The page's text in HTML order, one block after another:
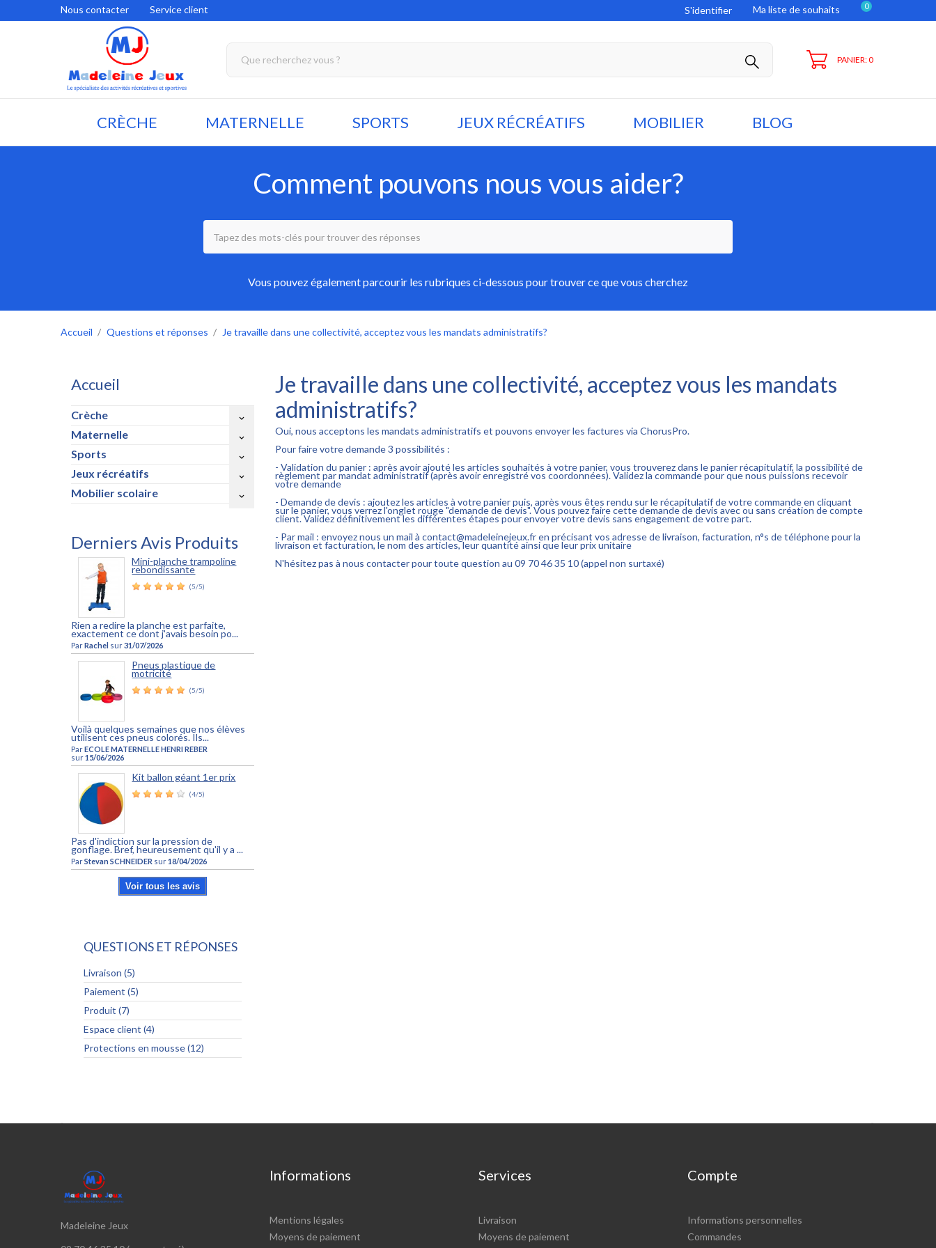
Nous contacter Service client S'identifier Ma liste de souhaits 0
PANIER: 0
CRÈCHE MATERNELLE SPORTS JEUX RÉCRÉATIFS MOBILIER BLOG
Comment pouvons nous vous aider?
Vous pouvez également parcourir les rubriques ci-dessous pour trouver ce que vous cherchez
Accueil Questions et réponses Je travaille dans une collectivité, acceptez vous les mandats administratifs?
Accueil
Crèche keyboard_arrow_down
Maternelle keyboard_arrow_down
Sports keyboard_arrow_down
Jeux récréatifs keyboard_arrow_down
Mobilier scolaire keyboard_arrow_down
Derniers Avis Produits
Mini-planche trampoline
rebondissante
(5/5)
Rien a redire la planche est parfaite,
exactement ce dont j'avais besoin po...
ParRachel sur31/07/2026
Pneus plastique de
motricité
(5/5)
Voilà quelques semaines que nos élèves
utilisent ces pneus colorés. Ils...
ParECOLE MATERNELLE HENRI REBER
sur15/06/2026
Kit ballon géant 1er prix
(4/5)
Pas d'indiction sur la pression de
gonflage. Bref, heureusement qu'il y a ...
ParStevan SCHNEIDER sur18/04/2026
Voir tous les avis
QUESTIONS ET RÉPONSES
Livraison (5)
Paiement (5)
Produit (7)
Espace client (4)
Protections en mousse (12)
Je travaille dans une collectivité, acceptez vous les mandats
administratifs?
Oui, nous acceptons les mandats administratifs et pouvons envoyer les factures via ChorusPro.
Pour faire votre demande 3 possibilités :
- Validation du panier : après avoir ajouté les articles souhaités à votre panier, vous trouverez dans le panier récapitulatif, la possibilité de
règlement par mandat administratif (après avoir enregistré vos coordonnées). Validez la commande pour que nous puissions recevoir
votre demande
- Demande de devis : ajoutez les articles à votre panier puis, après vous êtes rendu sur le récapitulatif de votre commande en cliquant
sur le panier, vous verrez l'onglet rouge "demande de devis". Vous pouvez faire cette demande de devis avec ou sans création de compte
client. Validez définitivement les différentes étapes pour envoyer votre devis sans engagement de votre part.
- Par mail : envoyez nous un mail à contact@madeleinejeux.fr en précisant vos adresse de livraison, facturation, n°s de téléphone pour la
livraison et facturation, le nom des articles, leur quantité ainsi que leur prix unitaire
N'hésitez pas à nous contacter pour toute question au 09 70 46 35 10 (appel non surtaxé)
 
Madeleine Jeux
Informations
Mentions légales
Moyens de paiement
Services
Livraison
Moyens de paiement
Compte
Informations personnelles
Commandes